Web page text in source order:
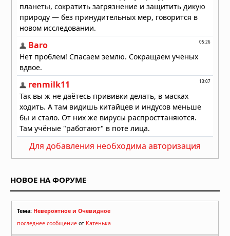
Для добавления необходима авторизация
НОВОЕ НА ФОРУМЕ
Тема: Невероятное и Очевидное
последнее сообщение от Катенька